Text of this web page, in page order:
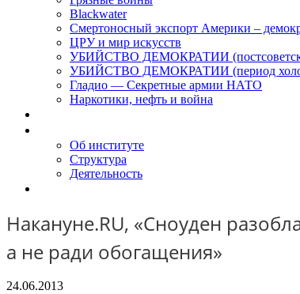
Blackwater
Смертоносный экспорт Америки –
ЦРУ и мир искусств
УБИЙСТВО ДЕМОКРАТИИ
УБИЙСТВО ДЕМОКРАТИИ (период
Гладио — Секретные армии НАТО
Наркотики, нефть и война
Об институте
Структура
Деятельность
Накануне.RU, «Сноуден
а не ради обогащения»
24.06.2013